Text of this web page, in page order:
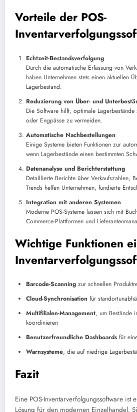
Vorteile der POS-
Echtzeit-Bestandsverfolgung
Durch die automatische Erfassung von
haben Unternehmen stets einen aktuellen
Lagerbestand.
Reduzierung von Über- und
Die Software hilft, optimale
oder Engpässe zu vermeiden.
Automatische Nachbestellungen
Einige Systeme bieten Funktionen zur
wenn Lagerbestände einen bestimmten
Datenanalyse und Berichterstattung
Detaillierte Berichte über Verkaufszahlen,
Trends helfen Unternehmen, fundierte
Integration mit anderen Systemen
Moderne POS-Systeme lassen sich mit
Commerce-Plattformen und
Wichtige Funktionen
Barcode-Scanning zur schnellen
Cloud-Synchronisation für
Multifilialen-Management, um Bestände
koordinieren
Benutzerfreundliche Dashboardsfür
Warnsysteme, die auf niedrige
Fazit
Eine POS-Inventarverfolgungssoftware ist
Lösung für den modernen Einzelhandel.